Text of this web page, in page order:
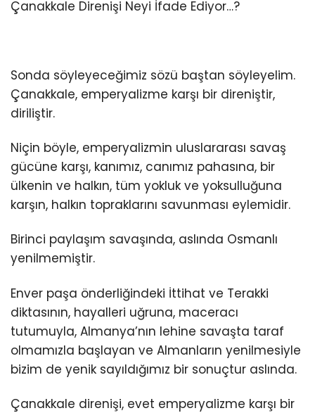
Çanakkale Direnişi Neyi İfade Ediyor…?
Sonda söyleyeceğimiz sözü baştan söyleyelim.
Çanakkale, emperyalizme karşı bir direniştir,
diriliştir.
Niçin böyle, emperyalizmin uluslararası savaş
gücüne karşı, kanımız, canımız pahasına, bir
ülkenin ve halkın, tüm yokluk ve yoksulluğuna
karşın, halkın topraklarını savunması eylemidir.
Birinci paylaşım savaşında, aslında Osmanlı
yenilmemiştir.
Enver paşa önderliğindeki İttihat ve Terakki
diktasının, hayalleri uğruna, maceracı
tutumuyla, Almanya’nın lehine savaşta taraf
olmamızla başlayan ve Almanların yenilmesiyle
bizim de yenik sayıldığımız bir sonuçtur aslında.
Çanakkale direnişi, evet emperyalizme karşı bir